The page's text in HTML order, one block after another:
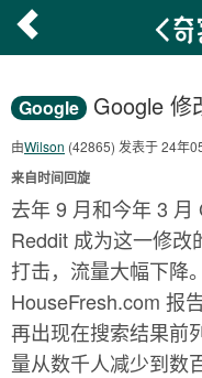
Google Google 修
由Wilson (42865) 发表于 24年
来自时间回旋
去年 9 月和今年 3 月
Reddit 成为这一修改
打击，流量大幅下降
HouseFresh.com 报
再出现在搜索结果前
量从数千人减少到数